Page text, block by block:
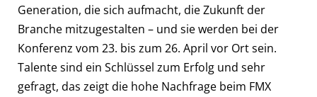
Generation, die sich aufmacht, die Zukunft der
Branche mitzugestalten – und sie werden bei der
Konferenz vom 23. bis zum 26. April vor Ort sein.
Talente sind ein Schlüssel zum Erfolg und sehr
gefragt, das zeigt die hohe Nachfrage beim FMX